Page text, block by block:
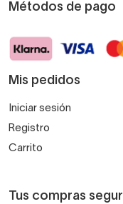
Métodos de pago
Mis pedidos
Iniciar sesión
Registro
Carrito
Tus compras